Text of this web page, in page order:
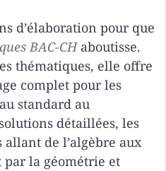
d’élaboration pour que
BAC-CHaboutisse.
thématiques, elle offre
complet pour les
standard au
détaillées, les
de l’algèbre aux
la géométrie et